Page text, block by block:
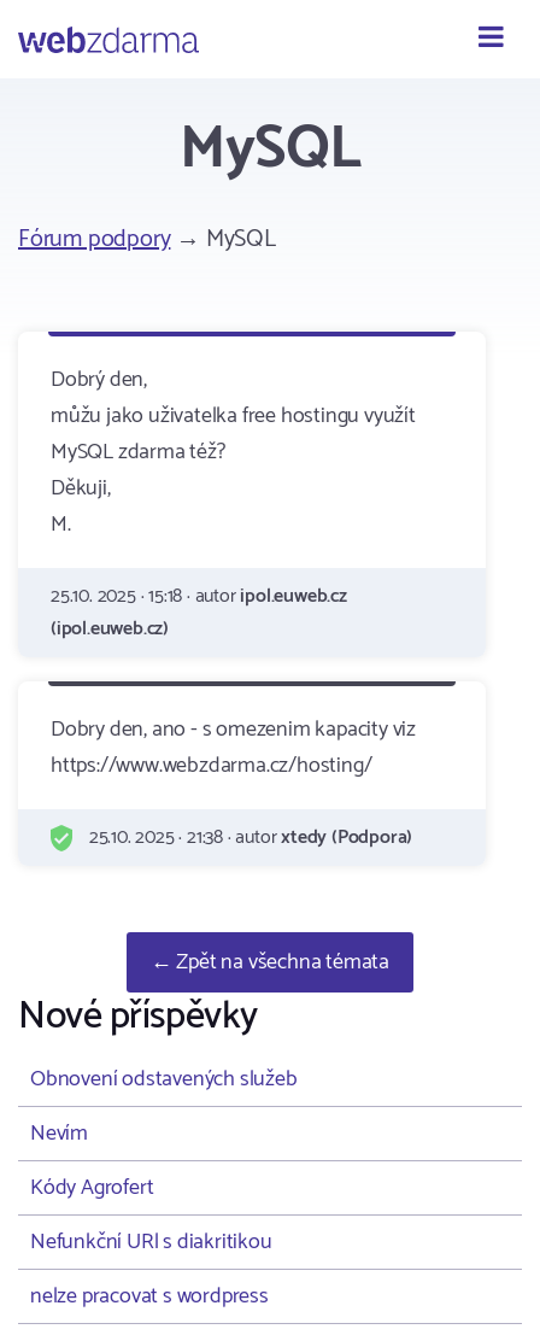
Webzdarma
MySQL
Fórum podpory→ MySQL
Dobrý den,
můžu jako uživatelka free hostingu využít
MySQL zdarma též?
Děkuji,
M.
25.10. 2025 · 15:18 · autoripol.euweb.cz
(ipol.euweb.cz)
Dobry den, ano - s omezenim kapacity viz
https://www.webzdarma.cz/hosting/
25.10. 2025 · 21:38 · autorxtedy (Podpora)
← Zpět na všechna témata
Nové příspěvky
Obnovení odstavených služeb
Nevím
Kódy Agrofert
Nefunkční URl s diakritikou
nelze pracovat s wordpress